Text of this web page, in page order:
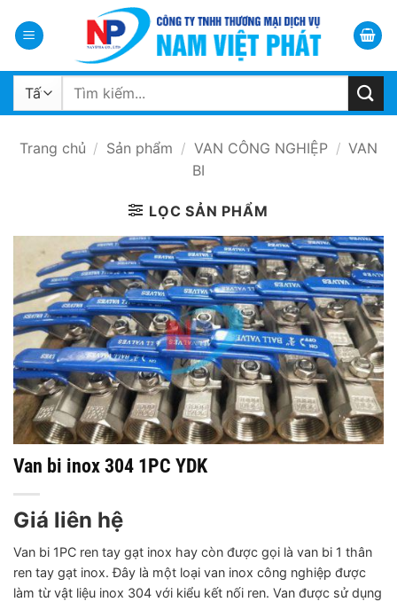
qua
dung
Tìm
Trang chủ / Sản phẩm / VAN CÔNG NGHIỆP / VAN
BI
LỌC SẢN PHẨM
Van bi inox 304 1PC YDK
Giá liên hệ
Van bi 1PC ren tay gạt inox hay còn được gọi là van bi 1 thân
ren tay gạt inox. Đây là một loại van inox công nghiệp được
làm từ vật liệu inox 304 với kiểu kết nối ren. Van được sử dụng